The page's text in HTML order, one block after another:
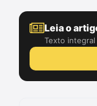
Leia o
Texto